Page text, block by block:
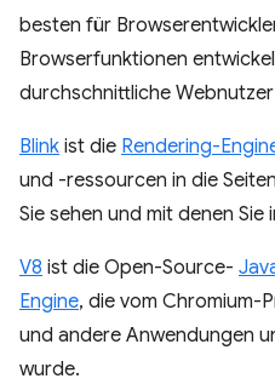
besten für
Browserfunktionen
durchschnittliche
Blink ist die Rendering-
und -ressourcen in die
Sie sehen und mit denen Sie
V8 ist die Open-Source-
Engine, die vom Chromium-
und andere Anwendungen
wurde.